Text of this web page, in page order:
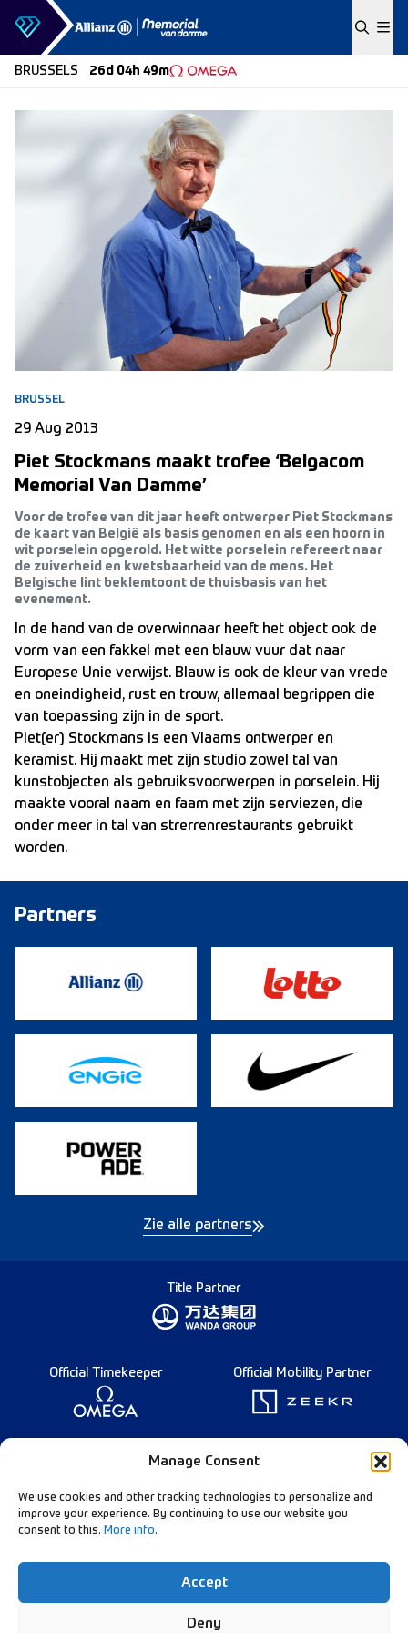
Manage Consent
We use cookies and other tracking technologies to personalize and
improve your experience. By continuing to use our website you
consent to this. More info.
Accept
Deny
Skip to content
BRUSSELS 26d 04h 49m
BRUSSEL
29 Aug 2013
Piet Stockmans maakt trofee ‘Belgacom
Memorial Van Damme’
Voor de trofee van dit jaar heeft ontwerper Piet Stockmans
de kaart van België als basis genomen en als een hoorn in
wit porselein opgerold. Het witte porselein refereert naar
de zuiverheid en kwetsbaarheid van de mens. Het
Belgische lint beklemtoont de thuisbasis van het
evenement.
In de hand van de overwinnaar heeft het object ook de
vorm van een fakkel met een blauw vuur dat naar
Europese Unie verwijst. Blauw is ook de kleur van vrede
en oneindigheid, rust en trouw, allemaal begrippen die
van toepassing zijn in de sport.
Piet(er) Stockmans is een Vlaams ontwerper en
keramist. Hij maakt met zijn studio zowel tal van
kunstobjecten als gebruiksvoorwerpen in porselein. Hij
maakte vooral naam en faam met zijn serviezen, die
onder meer in tal van strerrenrestaurants gebruikt
worden.
Partners
Zie alle partners
Title Partner
Official Timekeeper Official Mobility Partner
Founding Partner
Follow Our Channels:
Data Privacy